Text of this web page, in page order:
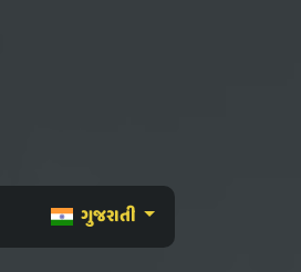
ગુજરાતી